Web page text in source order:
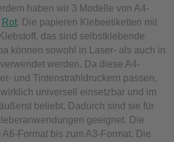
haben wir 3 Modelle von A4-
Rot. Die papieren Klebeetiketten mit
das sind selbstklebende
können sowohl in Laser- als auch in
werden. Da diese A4-
und Tintenstrahldruckern passen,
universell einsetzbar und im
beliebt. Dadurch sind sie für
geeignet. Die
Format bis zum A3-Format. Die